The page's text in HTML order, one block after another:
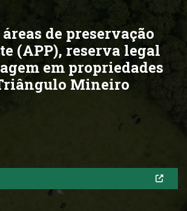
de preservação
(APP), reserva legal
em propriedades
Mineiro